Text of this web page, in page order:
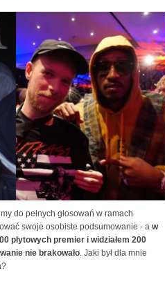
do pełnych głosowań w ramach
swoje osobiste podsumowanie - a w
płytowych premier i widziałem 200
nie brakowało . Jaki był dla mnie